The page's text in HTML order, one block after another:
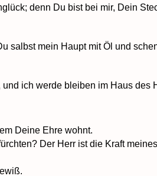
denn Du bist bei mir, Dein
salbst mein Haupt mit Öl und
ich werde bleiben im Haus des
Deine Ehre wohnt.
Der Herr ist die Kraft meines